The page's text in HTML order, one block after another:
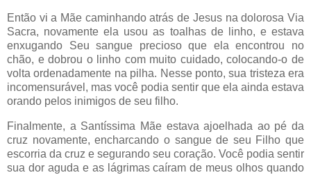
Então vi a Mãe caminhando atrás de Jesus na dolorosa Via
Sacra, novamente ela usou as toalhas de linho, e estava
enxugando Seu sangue precioso que ela encontrou no
chão, e dobrou o linho com muito cuidado, colocando-o de
volta ordenadamente na pilha. Nesse ponto, sua tristeza era
incomensurável, mas você podia sentir que ela ainda estava
orando pelos inimigos de seu filho.
Finalmente, a Santíssima Mãe estava ajoelhada ao pé da
cruz novamente, encharcando o sangue de seu Filho que
escorria da cruz e segurando seu coração. Você podia sentir
sua dor aguda e as lágrimas caíram de meus olhos quando